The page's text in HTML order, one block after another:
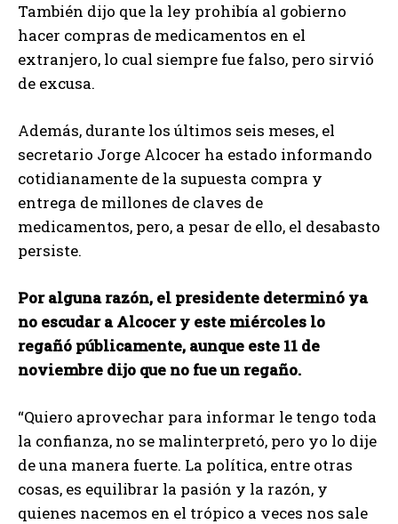
También dijo que la ley prohibía al gobierno
hacer compras de medicamentos en el
extranjero, lo cual siempre fue falso, pero sirvió
de excusa.
Además, durante los últimos seis meses, el
secretario Jorge Alcocer ha estado informando
cotidianamente de la supuesta compra y
entrega de millones de claves de
medicamentos, pero, a pesar de ello, el desabasto
persiste.
Por alguna razón, el presidente determinó ya
no escudar a Alcocer y este miércoles lo
regañó públicamente, aunque este 11 de
noviembre dijo que no fue un regaño.
“Quiero aprovechar para informar le tengo toda
la confianza, no se malinterpretó, pero yo lo dije
de una manera fuerte. La política, entre otras
cosas, es equilibrar la pasión y la razón, y
quienes nacemos en el trópico a veces nos sale